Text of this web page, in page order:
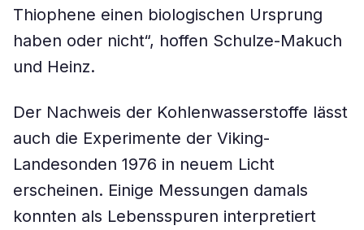
Thiophene einen biologischen Ursprung
haben oder nicht“, hoffen Schulze-Makuch
und Heinz.
Der Nachweis der Kohlenwasserstoffe lässt
auch die Experimente der Viking-
Landesonden 1976 in neuem Licht
erscheinen. Einige Messungen damals
konnten als Lebensspuren interpretiert